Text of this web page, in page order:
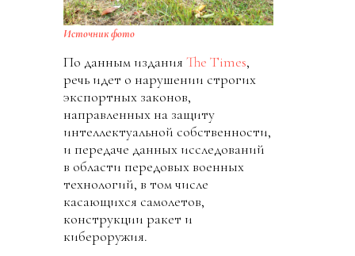
Источник фото
По данным издания The Times,
речь идет о нарушении строгих
экспортных законов,
направленных на защиту
интеллектуальной собственности,
и передаче данных исследований
в области передовых военных
технологий, в том числе
касающихся самолетов,
конструкции ракет и
кибероружия.